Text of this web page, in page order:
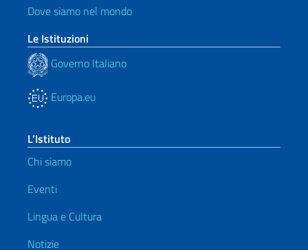
Dove siamo nel mondo
Le Istituzioni
Governo Italiano
Europa.eu
L’Istituto
Chi siamo
Eventi
Lingua e Cultura
Notizie